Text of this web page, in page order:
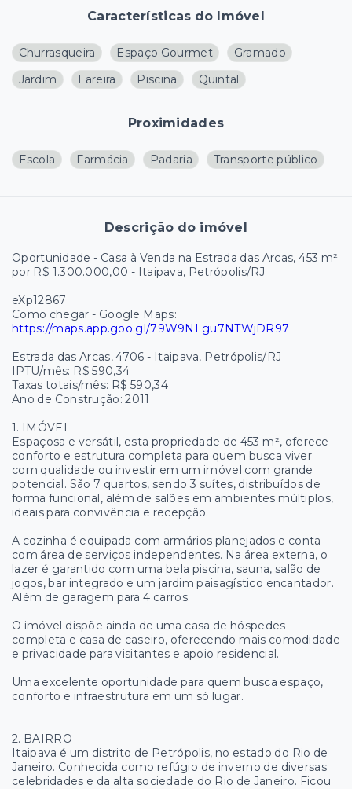
Características do Imóvel
Churrasqueira Espaço Gourmet
Gramado
Jardim
Lareira Piscina Quintal
Proximidades
Escola Farmácia Padaria Transporte público
Descrição do imóvel
Oportunidade - Casa à Venda na Estrada das Arcas, 453 m²
por R$ 1.300.000,00 - Itaipava, Petrópolis/RJ
eXp12867
Como chegar - Google Maps:
https://maps.app.goo.gl/79W9NLgu7NTWjDR97
Estrada das Arcas, 4706 - Itaipava, Petrópolis/RJ
IPTU/mês: R$ 590,34
Taxas totais/mês: R$ 590,34
Ano de Construção: 2011
1. IMÓVEL
Espaçosa e versátil, esta propriedade de 453 m², oferece
conforto e estrutura completa para quem busca viver
com qualidade ou investir em um imóvel com grande
potencial. São 7 quartos, sendo 3 suítes, distribuídos de
forma funcional, além de salões em ambientes múltiplos,
ideais para convivência e recepção.
A cozinha é equipada com armários planejados e conta
com área de serviços independentes. Na área externa, o
lazer é garantido com uma bela piscina, sauna, salão de
jogos, bar integrado e um jardim paisagístico encantador.
Além de garagem para 4 carros.
O imóvel dispõe ainda de uma casa de hóspedes
completa e casa de caseiro, oferecendo mais comodidade
e privacidade para visitantes e apoio residencial.
Uma excelente oportunidade para quem busca espaço,
conforto e infraestrutura em um só lugar.
2. BAIRRO
Itaipava é um distrito de Petrópolis, no estado do Rio de
Janeiro. Conhecida como refúgio de inverno de diversas
celebridades e da alta sociedade do Rio de Janeiro. Ficou